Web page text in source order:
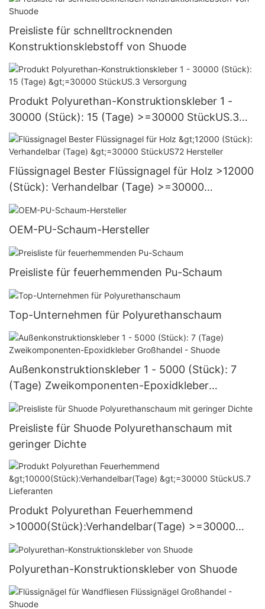
Preisliste für schnelltrocknenden
Konstruktionsklebstoff von Shuode
Produkt Polyurethan-Konstruktionskleber 1 -
30000 (Stück): 15 (Tage) >=30000 StückUS.3
Versorgung
Flüssignagel Bester Flüssignagel für Holz >12000
(Stück): Verhandelbar (Tage) >=30000
StückUS72 Hersteller
OEM-PU-Schaum-Hersteller
Preisliste für feuerhemmenden Pu-Schaum
Top-Unternehmen für Polyurethanschaum
Außenkonstruktionskleber 1 - 5000 (Stück): 7
(Tage) Zweikomponenten-Epoxidkleber
Großhandel - Shuode
Preisliste für Shuode Polyurethanschaum mit
geringer Dichte
Produkt Polyurethan Feuerhemmend
>10000(Stück):Verhandelbar(Tage) >=30000
StückUS.7 Lieferanten
Polyurethan-Konstruktionskleber von Shuode